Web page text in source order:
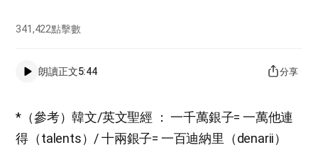
341,422點擊數
朗讀正文5:44 分享
*（參考）韓文/英文聖經 ： 一千萬銀子= 一萬他連
得（talents）/ 十兩銀子= 一百迪納里（denarii）